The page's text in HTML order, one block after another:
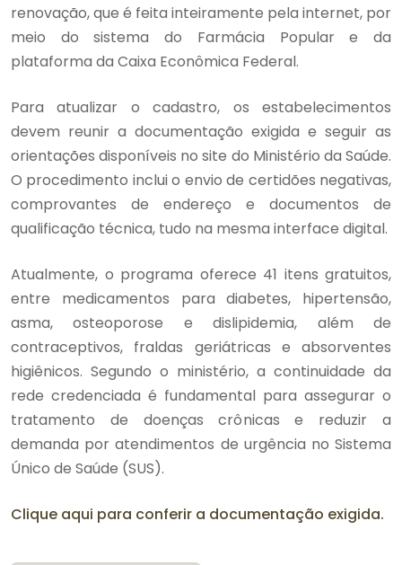
renovação, que é feita inteiramente pela internet, por
meio do sistema do Farmácia Popular e da
plataforma da Caixa Econômica Federal.
Para atualizar o cadastro, os estabelecimentos
devem reunir a documentação exigida e seguir as
orientações disponíveis no site do Ministério da Saúde.
O procedimento inclui o envio de certidões negativas,
comprovantes de endereço e documentos de
qualificação técnica, tudo na mesma interface digital.
Atualmente, o programa oferece 41 itens gratuitos,
entre medicamentos para diabetes, hipertensão,
asma, osteoporose e dislipidemia, além de
contraceptivos, fraldas geriátricas e absorventes
higiênicos. Segundo o ministério, a continuidade da
rede credenciada é fundamental para assegurar o
tratamento de doenças crônicas e reduzir a
demanda por atendimentos de urgência no Sistema
Único de Saúde (SUS).
Clique aqui para conferir a documentação exigida.